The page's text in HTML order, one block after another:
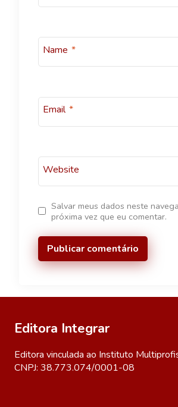
Name *
Email *
Website
Salvar meus dados neste
próxima vez que eu comentar.
Editora Integrar
Editora vinculada ao Instituto
CNPJ: 38.773.074/0001-08